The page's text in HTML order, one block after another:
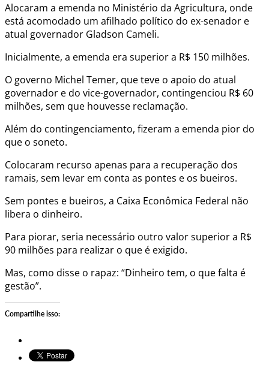
Alocaram a emenda no Ministério da Agricultura, onde
está acomodado um afilhado político do ex-senador e
atual governador Gladson Cameli.
Inicialmente, a emenda era superior a R$ 150 milhões.
O governo Michel Temer, que teve o apoio do atual
governador e do vice-governador, contingenciou R$ 60
milhões, sem que houvesse reclamação.
Além do contingenciamento, fizeram a emenda pior do
que o soneto.
Colocaram recurso apenas para a recuperação dos
ramais, sem levar em conta as pontes e os bueiros.
Sem pontes e bueiros, a Caixa Econômica Federal não
libera o dinheiro.
Para piorar, seria necessário outro valor superior a R$
90 milhões para realizar o que é exigido.
Mas, como disse o rapaz: “Dinheiro tem, o que falta é
gestão”.
Compartilhe isso: